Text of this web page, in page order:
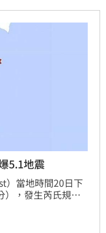
5.1地震
）當地時間20日下
），發生芮氏規模
）日稍早09時01